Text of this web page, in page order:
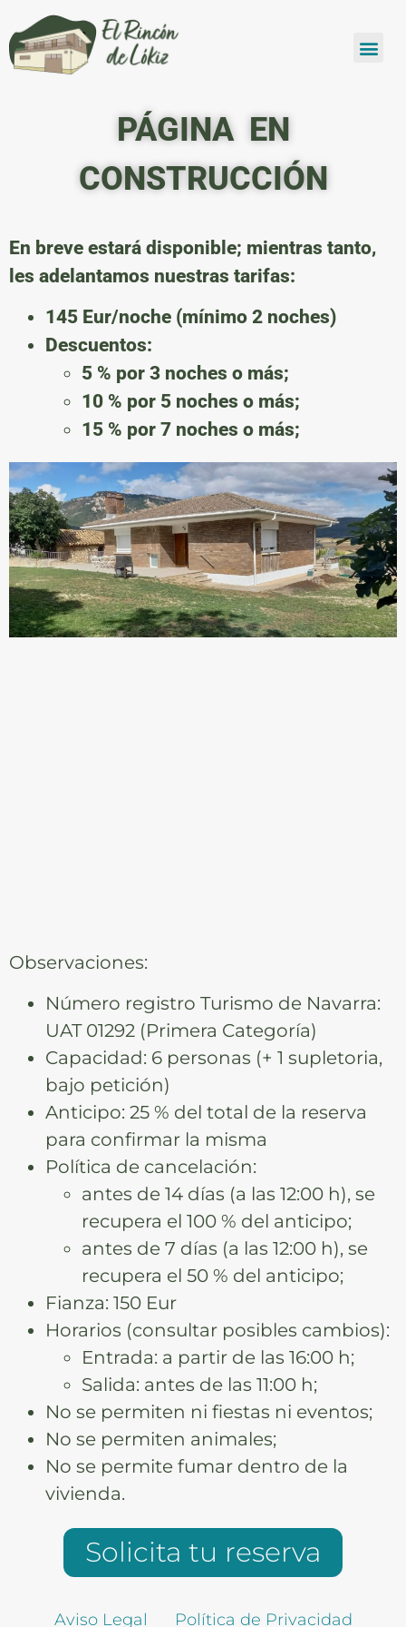
PÁGINA EN
CONSTRUCCIÓN
En breve estará disponible; mientras tanto,
les adelantamos nuestras tarifas:
145 Eur/noche (mínimo 2 noches)
Descuentos:
5 % por 3 noches o más;
10 % por 5 noches o más;
15 % por 7 noches o más;
Observaciones:
Número registro Turismo de Navarra:
UAT 01292 (Primera Categoría)
Capacidad: 6 personas (+ 1 supletoria,
bajo petición)
Anticipo: 25 % del total de la reserva
para confirmar la misma
Política de cancelación:
antes de 14 días (a las 12:00 h), se
recupera el 100 % del anticipo;
antes de 7 días (a las 12:00 h), se
recupera el 50 % del anticipo;
Fianza: 150 Eur
Horarios (consultar posibles cambios):
Entrada: a partir de las 16:00 h;
Salida: antes de las 11:00 h;
No se permiten ni fiestas ni eventos;
No se permiten animales;
No se permite fumar dentro de la
vivienda.
Solicita tu reserva
Aviso Legal Política de Privacidad